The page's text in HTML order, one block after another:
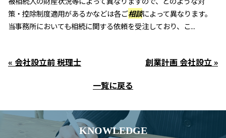
策・控除制度適用があるかなどは各ご相談によって異なります。
当事務所においても相続に関する依頼を受注しており、こ...
« 会社設立前 税理士
創業計画 会社設立 »
一覧に戻る
KNOWLEDGE